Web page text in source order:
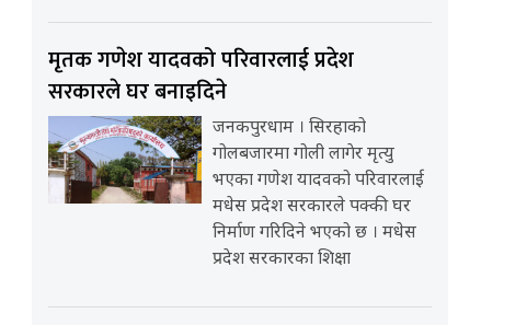
मृतक गणेश यादवको परिवारलाई प्रदेश
सरकारले घर बनाइदिने
जनकपुरधाम । सिरहाको
गोलबजारमा गोली लागेर मृत्यु
भएका गणेश यादवको परिवारलाई
मधेस प्रदेश सरकारले पक्की घर
निर्माण गरिदिने भएको छ । मधेस
प्रदेश सरकारका शिक्षा